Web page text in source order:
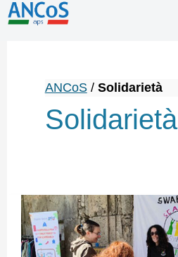
ANCoS/ Solidarietà
Solidarietà